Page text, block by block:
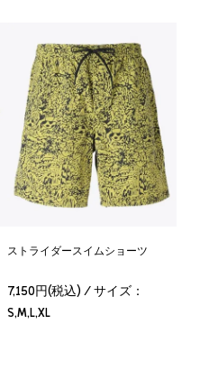
ストライダースイムショーツ
7,150円(税込) / サイズ：
S,M,L,XL